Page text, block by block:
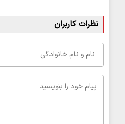
نظرات کاربران